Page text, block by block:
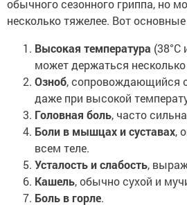
обычного сезонного гриппа, но
несколько тяжелее. Вот
Высокая температура (38°C
может держаться
Озноб, сопровождающийся
даже при высокой
Головная боль, часто
Боли в мышцах и суставах,
всем теле.
Усталость и слабость,
Кашель, обычно сухой и
Боль в горле.